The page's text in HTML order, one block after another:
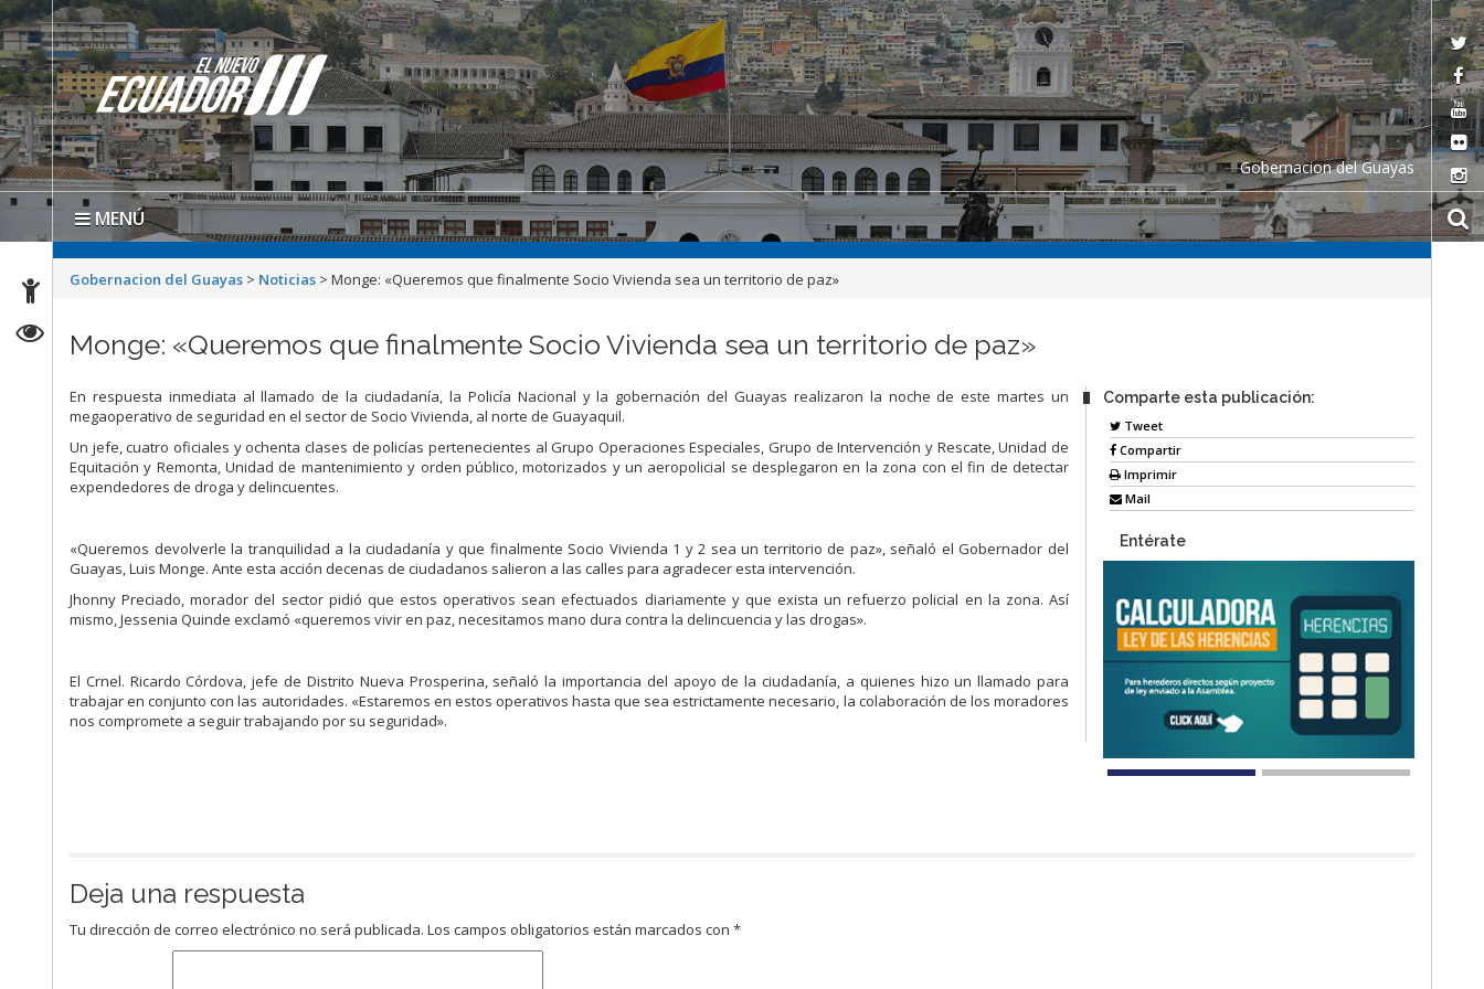
Gobernacion del Guayas
MENÚ
Gobernacion del Guayas > Noticias >Monge: «Queremos que finalmente Socio Vivienda sea un territorio de paz»
Monge: «Queremos que finalmente Socio Vivienda sea un territorio de paz»
En respuesta inmediata al llamado de la ciudadanía, la Policía Nacional y la gobernación del Guayas realizaron la noche de este martes un
megaoperativo de seguridad en el sector de Socio Vivienda, al norte de Guayaquil.
Un jefe, cuatro oficiales y ochenta clases de policías pertenecientes al Grupo Operaciones Especiales, Grupo de Intervención y Rescate, Unidad de
Equitación y Remonta, Unidad de mantenimiento y orden público, motorizados y un aeropolicial se desplegaron en la zona con el fin de detectar
expendedores de droga y delincuentes.
«Queremos devolverle la tranquilidad a la ciudadanía y que finalmente Socio Vivienda 1 y 2 sea un territorio de paz», señaló el Gobernador del
Guayas, Luis Monge. Ante esta acción decenas de ciudadanos salieron a las calles para agradecer esta intervención.
Jhonny Preciado, morador del sector pidió que estos operativos sean efectuados diariamente y que exista un refuerzo policial en la zona. Así
mismo, Jessenia Quinde exclamó «queremos vivir en paz, necesitamos mano dura contra la delincuencia y las drogas».
El Crnel. Ricardo Córdova, jefe de Distrito Nueva Prosperina, señaló la importancia del apoyo de la ciudadanía, a quienes hizo un llamado para
trabajar en conjunto con las autoridades. «Estaremos en estos operativos hasta que sea estrictamente necesario, la colaboración de los moradores
nos compromete a seguir trabajando por su seguridad».
Comparte esta publicación:
Tweet
Compartir
Imprimir
Mail
Entérate
Deja una respuesta
Tu dirección de correo electrónico no será publicada. Los campos obligatorios están marcados con*